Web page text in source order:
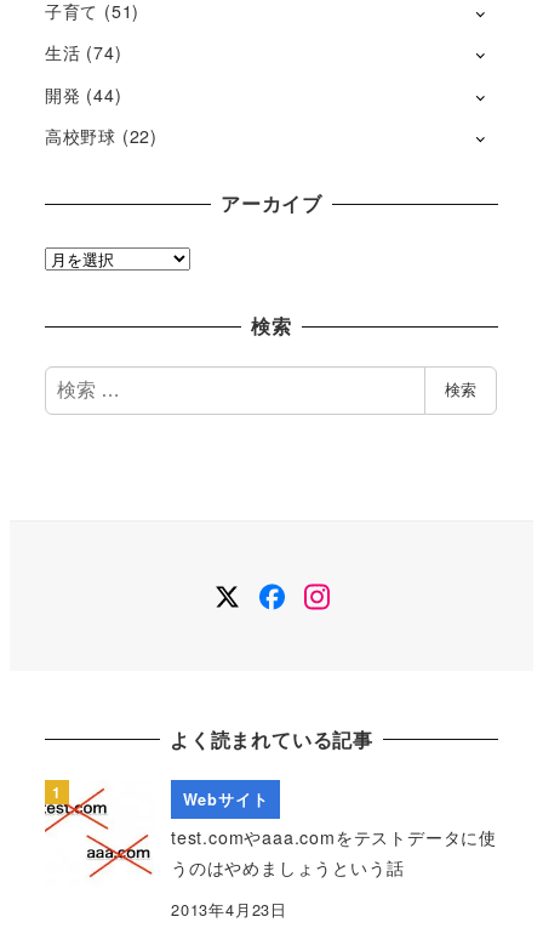
子育て (51)
生活 (74)
開発 (44)
高校野球 (22)
アーカイブ
ア
ブ
検索
検
索
検索
Twitter
Facebook
Instagram
よく読まれている記事
Webサイト
test.comやaaa.comをテストデータに使
うのはやめましょうという話
2013年4月23日